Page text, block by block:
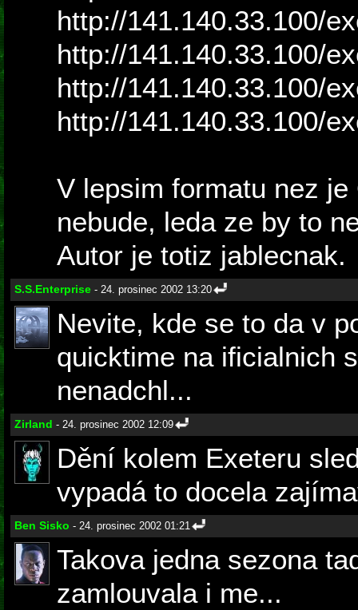
http://141.140.33.100/
http://141.140.33.100/
http://141.140.33.100/
http://141.140.33.100/
V lepsim formatu nez
nebude, leda ze by to
Autor je totiz jablecnak.
S.S.Enterprise - 24. prosinec 2002 13:20
Nevite, kde se to da v
quicktime na ificialnich
nenadchl...
Zirland - 24. prosinec 2002 12:09
Dění kolem Exeteru
vypadá to docela
Ben Sisko - 24. prosinec 2002 01:21
Takova jedna sezona
zamlouvala i me...